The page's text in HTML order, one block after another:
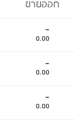
ขายออก
-
0.00
-
0.00
-
0.00